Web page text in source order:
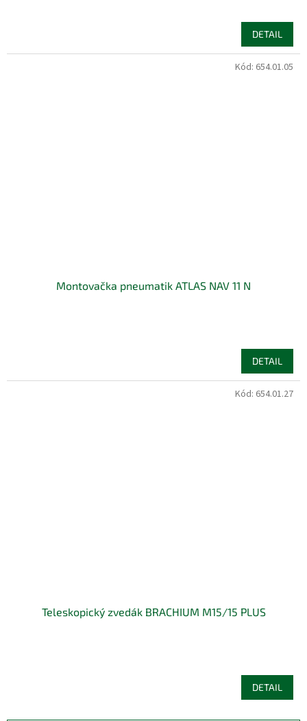
DETAIL
Montovačka pneumatik ATLAS NAV 11 N
DETAIL
Kód: 654.01.05
Teleskopický zvedák BRACHIUM M15/15 PLUS
DETAIL
Kód: 654.01.27